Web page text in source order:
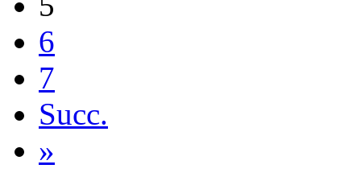
6
7
Succ.
»